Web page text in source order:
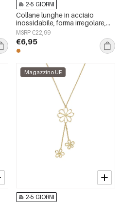
2-5 GIORNI
Collane lunghe in acciaio
inossidabile, forma irregolare,
semplici, serie Simple Daily,
gioielli da donna
MSRP €22,99
€6,95
Magazzino UE
2-5 GIORNI